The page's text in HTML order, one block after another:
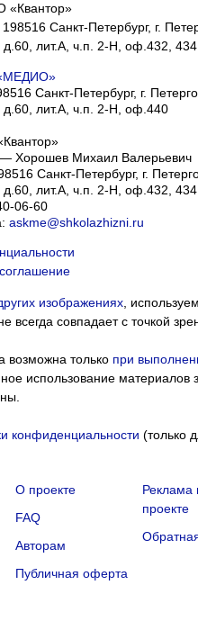
«Квантор»
Санкт-Петербург, г.
д.60, лит.А, ч.п. 2-Н, оф.432, 434
Санкт-Петербург, г.
д.60, лит.А, ч.п. 2-Н, оф.440
— Хорошев Михаил Валерьевич
Санкт-Петербург, г.
д.60, лит.А, ч.п. 2-Н, оф.432, 434
06-60
askme@shkolazhizni.ru
изображениях,
всегда совпадает с точкой
возможна только при
использование материалов
конфиденциальности (только
О проекте
FAQ
Авторам
Публичная оферта
Реклама
проекте